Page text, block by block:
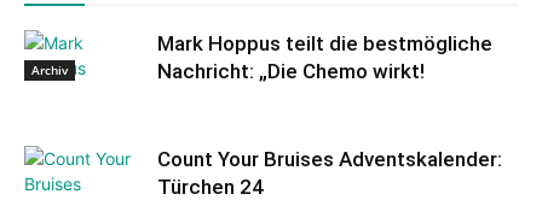
Archiv
Mark Hoppus teilt die bestmögliche
Nachricht: „Die Chemo wirkt!
Count Your Bruises Adventskalender:
Türchen 24